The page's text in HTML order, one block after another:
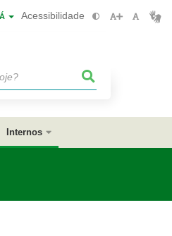
Acessibilidade
Internos